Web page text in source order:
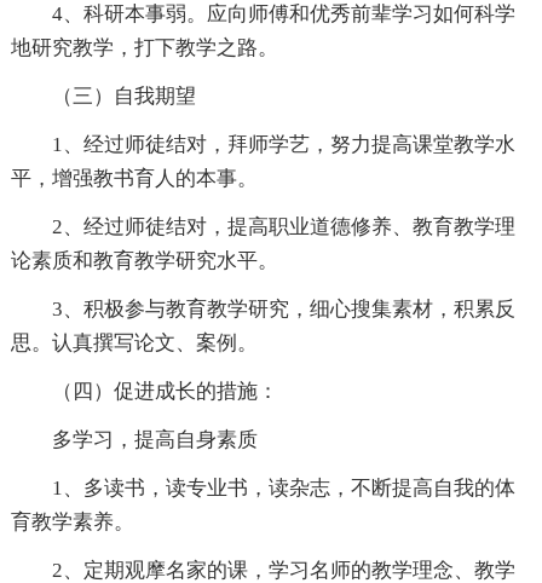
4、科研本事弱。应向师傅和优秀前辈学习如何科学
地研究教学，打下教学之路。
（三）自我期望
1、经过师徒结对，拜师学艺，努力提高课堂教学水
平，增强教书育人的本事。
2、经过师徒结对，提高职业道德修养、教育教学理
论素质和教育教学研究水平。
3、积极参与教育教学研究，细心搜集素材，积累反
思。认真撰写论文、案例。
（四）促进成长的措施：
多学习，提高自身素质
1、多读书，读专业书，读杂志，不断提高自我的体
育教学素养。
2、定期观摩名家的课，学习名师的教学理念、教学